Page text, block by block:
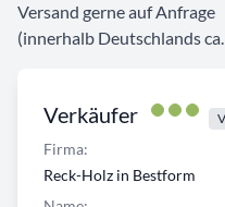
Verkäufer
Firma:
Reck-Holz in Bestform
Versand gerne auf Anfrage
(innerhalb Deutschlands